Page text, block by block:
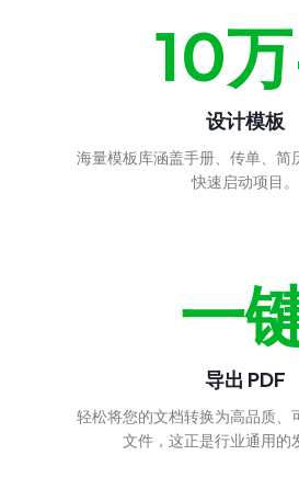
10
设计模板
海量模板库涵盖手册、传单、简
快速启动项目。
一
导出 PDF
轻松将您的文档转换为高品质、
文件，这正是行业通用的